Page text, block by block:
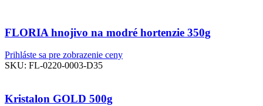
FLORIA hnojivo na modré hortenzie 350g
Prihláste sa pre zobrazenie ceny
SKU: FL-0220-0003-D35
Kristalon GOLD 500g